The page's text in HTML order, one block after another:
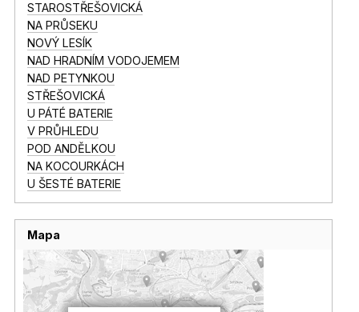
STAROSTŘEŠOVICKÁ
NA PRŮSEKU
NOVÝ LESÍK
NAD HRADNÍM VODOJEMEM
NAD PETYNKOU
STŘEŠOVICKÁ
U PÁTÉ BATERIE
V PRŮHLEDU
POD ANDĚLKOU
NA KOCOURKÁCH
U ŠESTÉ BATERIE
Mapa